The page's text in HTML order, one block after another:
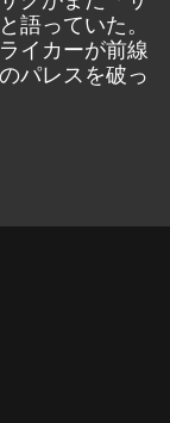
語っていた。
イカーが前線
パレスを破っ